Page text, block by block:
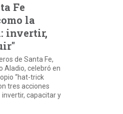
Fe
la
invertir,
de Santa Fe,
Aladio, celebró en
“hat-trick
tres acciones
capacitar y